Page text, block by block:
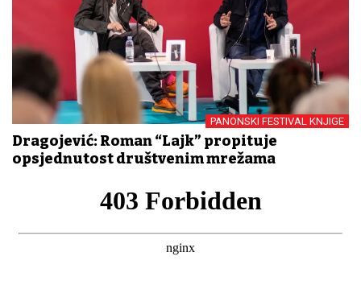
PANONSKI FESTIVAL KNJIGE
Dragojević: Roman “Lajk” propituje
opsjednutost društvenim mrežama